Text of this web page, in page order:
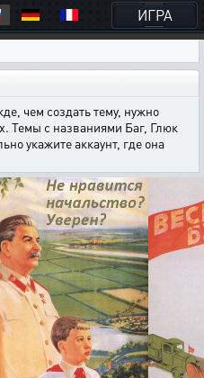
ИГРА
чем создать тему, нужно
Темы с названиями Баг, Глюк
укажите аккаунт, где она